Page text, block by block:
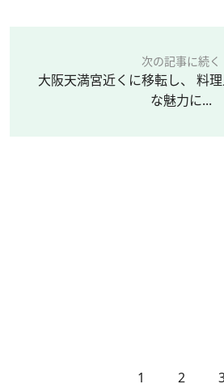
次の記事に続く
大阪天満宮近くに移転し、 料
な魅力に...
1 2